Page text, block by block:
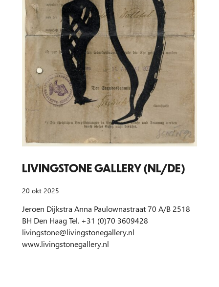
LIVINGSTONE GALLERY (NL/DE)
20 okt 2025
Jeroen Dijkstra Anna Paulownastraat 70 A/B 2518
BH Den Haag Tel. +31 (0)70 3609428
livingstone@livingstonegallery.nl
www.livingstonegallery.nl